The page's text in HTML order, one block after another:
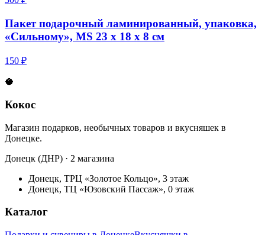
Пакет подарочный ламинированный, упаковка,
«Сильному», MS 23 х 18 х 8 см
150 ₽
🥥
Кокос
Магазин подарков, необычных товаров и вкусняшек в
Донецке.
Донецк (ДНР) · 2 магазина
Донецк, ТРЦ «Золотое Кольцо», 3 этаж
Донецк, ТЦ «Юзовский Пассаж», 0 этаж
Каталог